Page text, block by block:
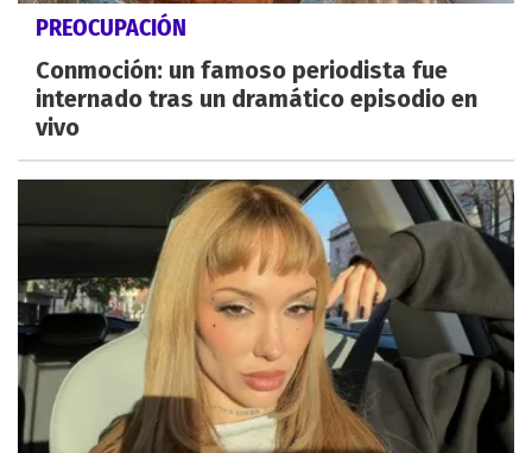
PREOCUPACIÓN
Conmoción: un famoso periodista fue
internado tras un dramático episodio en
vivo